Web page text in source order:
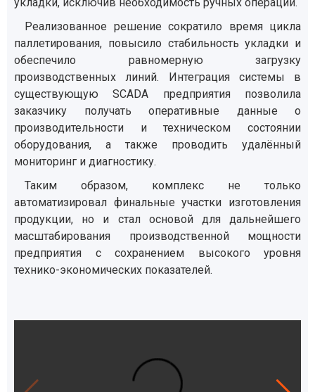
Реализованное решение сократило время цикла
паллетирования, повысило стабильность укладки и
обеспечило равномерную загрузку
производственных линий. Интеграция системы в
существующую SCADA предприятия позволила
заказчику получать оперативные данные о
производительности и техническом состоянии
оборудования, а также проводить удалённый
мониторинг и диагностику.
Таким образом, комплекс не только
автоматизировал финальные участки изготовления
продукции, но и стал основой для дальнейшего
масштабирования производственной мощности
предприятия с сохранением высокого уровня
технико-экономических показателей.